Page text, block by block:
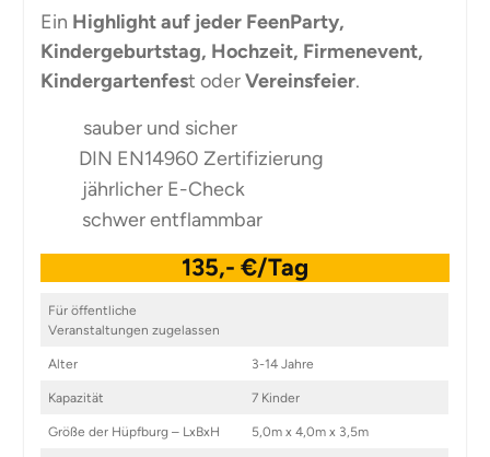
Ein Highlight auf jeder FeenParty,
Kindergeburtstag, Hochzeit, Firmenevent,
Kindergartenfest oderVereinsfeier.
sauber und sicher
DIN EN14960 Zertifizierung
jährlicher E-Check
schwer entflammbar
135,- €/Tag
Für öffentliche
Veranstaltungen zugelassen
Alter 3-14 Jahre
Kapazität 7 Kinder
Größe der Hüpfburg – LxBxH 5,0m x 4,0m x 3,5m